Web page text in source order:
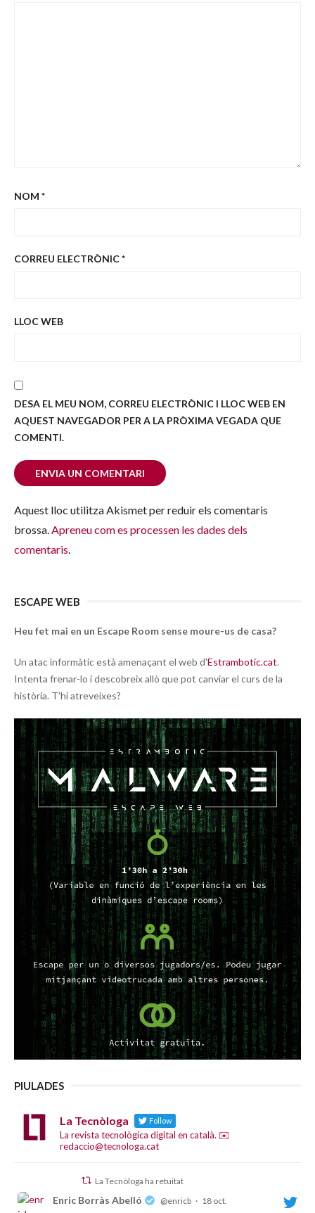
NOM *
CORREU ELECTRÒNIC*
LLOC WEB
DESA EL MEU NOM, CORREU ELECTRÒNIC I LLOC WEB EN
AQUEST NAVEGADOR PER A LA PRÒXIMA VEGADA QUE
COMENTI.
Aquest lloc utilitza Akismet per reduir els comentaris
brossa. Apreneu com es processen les dades dels
comentaris
ESCAPE WEB
Heu fet mai en un Escape Room sense moure-us de casa?
Un atac informàtic està amenaçant el web d'Estrambotic.cat.
Intenta frenar-lo i descobreix allò que pot canviar el curs de la
història. T'hi atreveixes?
PIULADES
La Tecnòloga Follow
La revista tecnològica digital en català. ✉️
redaccio@tecnologa.cat
La Tecnòloga ha retuitat
Enric Borràs Abelló @enricb · 18 oct.